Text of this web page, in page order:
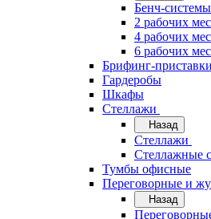
Бенч-системы
2 рабочих
4 рабочих
6 рабочих
Брифинг-приставки
Гардеробы
Шкафы
Стеллажи
Назад
Стеллажи
Стеллажные
Тумбы офисные
Переговорные и
Назад